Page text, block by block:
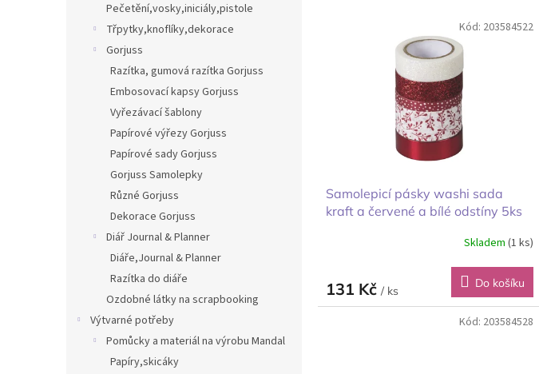
Pečetění,vosky,iniciály,pistole
Třpytky,knoflíky,dekorace
Gorjuss
Razítka, gumová razítka Gorjuss
Embosovací kapsy Gorjuss
Vyřezávací šablony
Papírové výřezy Gorjuss
Papírové sady Gorjuss
Gorjuss Samolepky
Různé Gorjuss
Dekorace Gorjuss
Diář Journal & Planner
Diáře,Journal & Planner
Razítka do diáře
Ozdobné látky na scrapbooking
Výtvarné potřeby
Pomůcky a materiál na výrobu Mandal
Papíry,skicáky
Samolepicí pásky washi sada
kraft a červené a bílé odstíny 5ks
Skladem (1 ks)
131 Kč / ks
Do košíku
Kód: 203584522
Kód: 203584528